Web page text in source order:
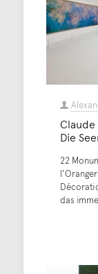
Die
22
das